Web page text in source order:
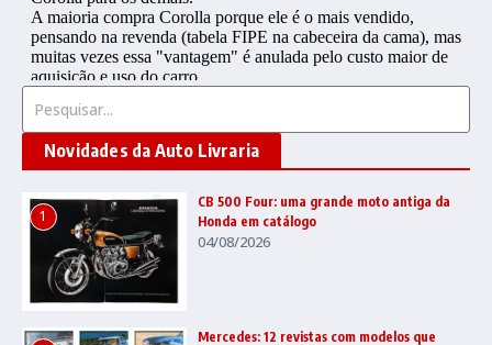
Novidades da Auto Livraria
1
CB 500 Four: uma grande moto antiga da
Honda em catálogo
04/08/2026
Mercedes: 12 revistas com modelos que